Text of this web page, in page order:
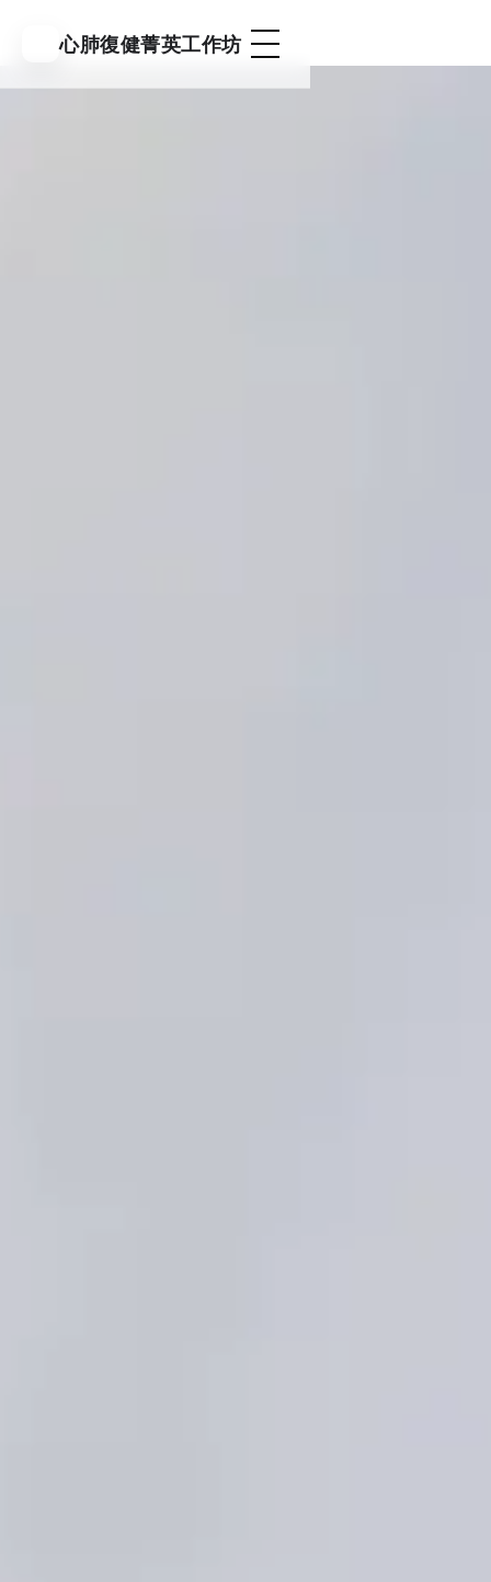
心肺復健菁英工作坊